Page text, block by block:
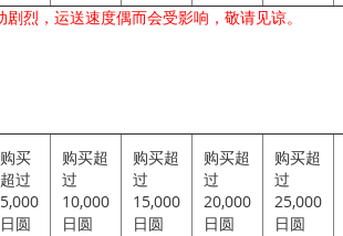
烈，运送速度偶而会受影响，敬请见谅。
购买
超过
5,000
日圆
购买超
过
10,000
日圆
购买超
过
15,000
日圆
购买超
过
20,000
日圆
购买超
过
25,000
日圆